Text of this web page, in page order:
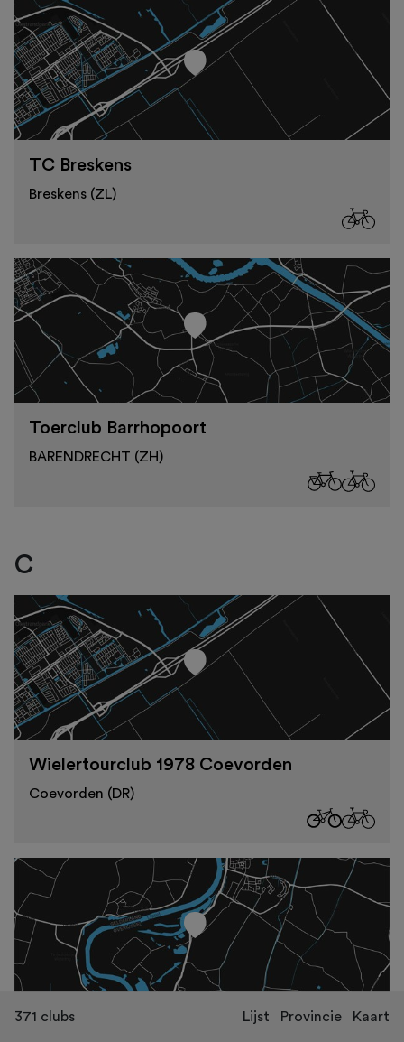
TC Breskens
Breskens (ZL)
Toerclub Barrhopoort
BARENDRECHT (ZH)
C
Wielertourclub 1978 Coevorden
Coevorden (DR)
WTC Culemborg
371 clubs Lijst Provincie Kaart